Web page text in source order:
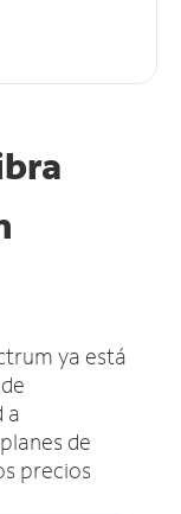
ya está
a
de
precios